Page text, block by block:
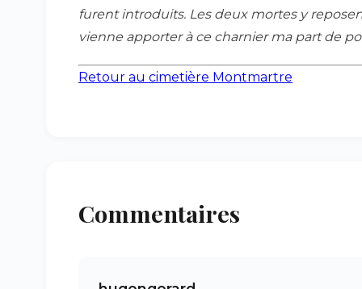
furent introduits. Les deux mortes y
vienne apporter à ce charnier ma part de
Retour au cimetière Montmartre
Commentaires